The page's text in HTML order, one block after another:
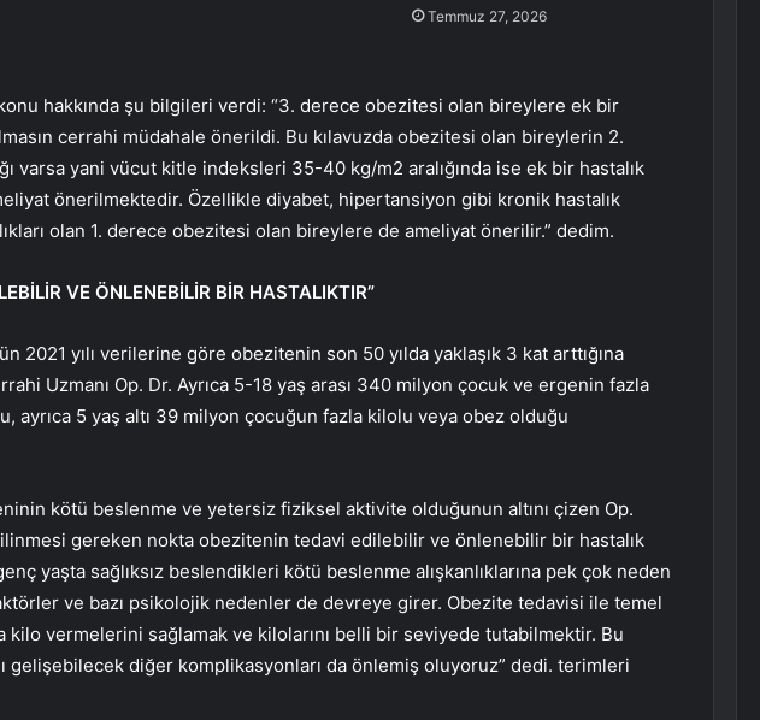
Temmuz 27, 2026
hakkında şu bilgileri verdi: “3. derece obezitesi olan bireylere ek bir
cerrahi müdahale önerildi. Bu kılavuzda obezitesi olan bireylerin 2.
varsa yani vücut kitle indeksleri 35-40 kg/m2 aralığında ise ek bir hastalık
önerilmektedir. Özellikle diyabet, hipertansiyon gibi kronik hastalık
olan 1. derece obezitesi olan bireylere de ameliyat önerilir.” dedim.
VE ÖNLENEBİLİR BİR HASTALIKTIR”
2021 yılı verilerine göre obezitenin son 50 yılda yaklaşık 3 kat arttığına
Uzmanı Op. Dr. Ayrıca 5-18 yaş arası 340 milyon çocuk ve ergenin fazla
ayrıca 5 yaş altı 39 milyon çocuğun fazla kilolu veya obez olduğu
kötü beslenme ve yetersiz fiziksel aktivite olduğunun altını çizen Op.
gereken nokta obezitenin tedavi edilebilir ve önlenebilir bir hastalık
yaşta sağlıksız beslendikleri kötü beslenme alışkanlıklarına pek çok neden
ve bazı psikolojik nedenler de devreye girer. Obezite tedavisi ile temel
kilo vermelerini sağlamak ve kilolarını belli bir seviyede tutabilmektir. Bu
gelişebilecek diğer komplikasyonları da önlemiş oluyoruz” dedi. terimleri